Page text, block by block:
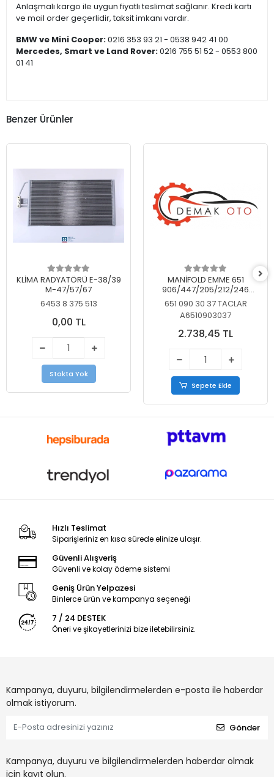
Anlaşmalı kargo ile uygun fiyatlı teslimat sağlanır. Kredi kartı
ve mail order geçerlidir, taksit imkanı vardır.
BMW ve Mini Cooper:0216 353 93 21 - 0538 942 41 00
Mercedes, Smart ve Land Rover:0216 755 51 52 - 0553 800
01 41
Benzer Ürünler
KLİMA RADYATÖRÜ E-38/39
M-47/57/67
6453 8 375 513
0,00 TL
Stokta Yok
MANİFOLD EMME 651
906/447/205/212/246
KELEBEKSİZ
651 090 30 37 TACLAR
A6510903037
2.738,45 TL
Sepete Ekle
Hızlı Teslimat
Siparişleriniz en kısa sürede elinize ulaşır.
Güvenli Alışveriş
Güvenli ve kolay ödeme sistemi
Geniş Ürün Yelpazesi
Binlerce ürün ve kampanya seçeneği
7 / 24 DESTEK
Öneri ve şikayetlerinizi bize iletebilirsiniz.
Kampanya, duyuru, bilgilendirmelerden e-posta ile haberdar
olmak istiyorum.
Gönder
Kampanya, duyuru ve bilgilendirmelerden haberdar olmak
için kayıt olun.